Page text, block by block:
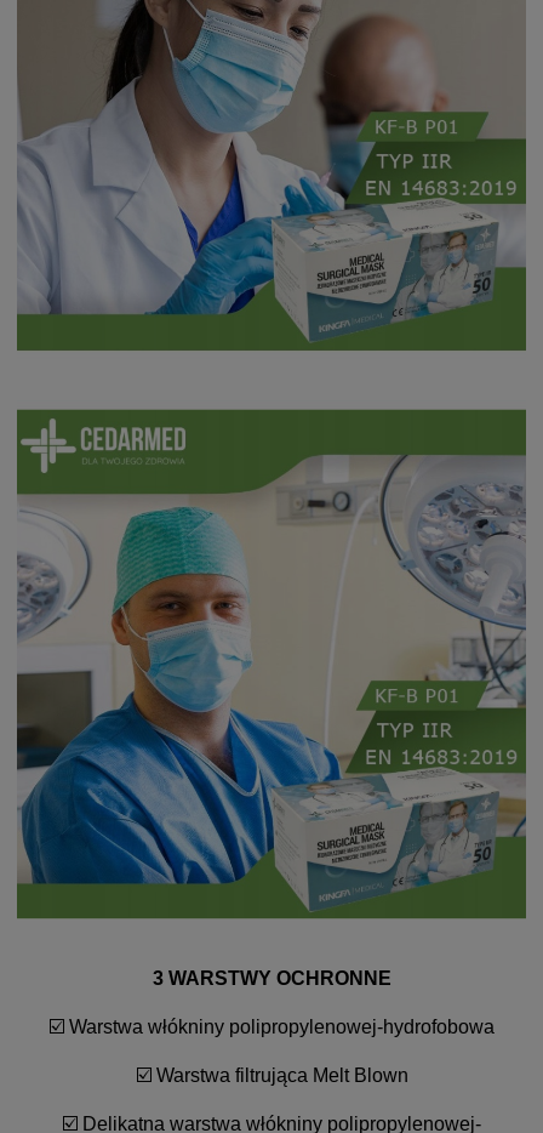
3 WARSTWY OCHRONNE
☑️ Warstwa włókniny polipropylenowej-hydrofobowa
☑️ Warstwa filtrująca Melt Blown
☑️ Delikatna warstwa włókniny polipropylenowej-